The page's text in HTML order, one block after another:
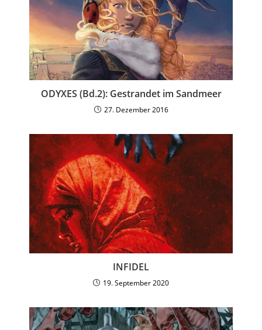
ODYXES (Bd.2): Gestrandet im Sandmeer
27. Dezember 2016
INFIDEL
19. September 2020